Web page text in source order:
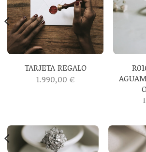
TARJETA REGALO
1.990,00 €